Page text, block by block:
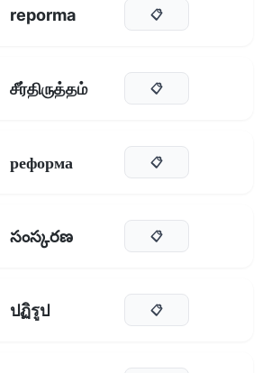
reporma 📋
சீர்திருத்தம் 📋
реформа 📋
సంస్కరణ 📋
ปฏิรูป 📋